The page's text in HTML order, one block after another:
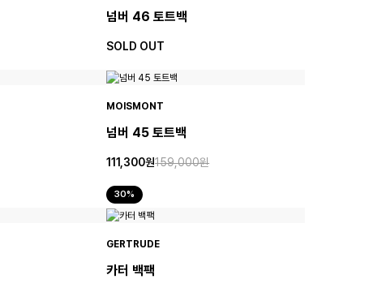
넘버 46 토트백
SOLD OUT
MOISMONT
넘버 45 토트백
111,300원159,000원
30%
GERTRUDE
카터 백팩